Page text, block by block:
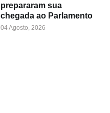
prepararam sua
chegada ao Parlamento
04 Agosto, 2026